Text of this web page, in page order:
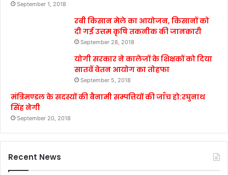
September 1, 2018
रबी किसान मेले का आयोजन, किसानों को
दी गई उत्तम कृषि तकनीक की जानकारी
September 28, 2018
योगी सरकार ने कालेजों के शिक्षकों को दिया
सातवें वेतन आयोग का तोहफा
September 5, 2018
मंत्रिमण्डल के सदस्यों की बैनामी सम्पत्तियों की जाँच हो:रघुनाथ
सिंह नेगी
September 20, 2018
Recent News